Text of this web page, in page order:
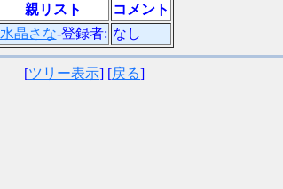
親リスト
コメント
水晶さな-登録者: なし
[ツリー表示] [戻る]